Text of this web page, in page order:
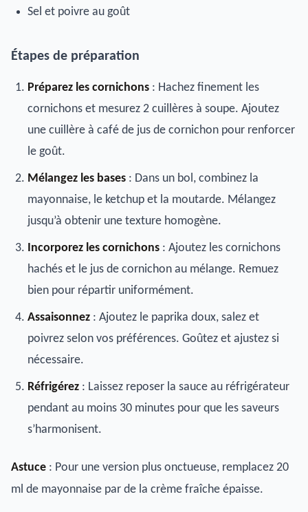
Sel et poivre au goût
Étapes de préparation
Préparez les cornichons : Hachez finement les
cornichons et mesurez 2 cuillères à soupe. Ajoutez
une cuillère à café de jus de cornichon pour renforcer
le goût.
Mélangez les bases : Dans un bol, combinez la
mayonnaise, le ketchup et la moutarde. Mélangez
jusqu’à obtenir une texture homogène.
Incorporez les cornichons : Ajoutez les cornichons
hachés et le jus de cornichon au mélange. Remuez
bien pour répartir uniformément.
Assaisonnez : Ajoutez le paprika doux, salez et
poivrez selon vos préférences. Goûtez et ajustez si
nécessaire.
Réfrigérez : Laissez reposer la sauce au réfrigérateur
pendant au moins 30 minutes pour que les saveurs
s’harmonisent.
Astuce : Pour une version plus onctueuse, remplacez 20
ml de mayonnaise par de la crème fraîche épaisse.